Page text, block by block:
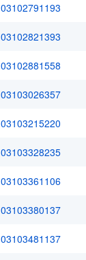
03102791193
03102821393
03102881558
03103026357
03103215220
03103328235
03103361106
03103380137
03103481137